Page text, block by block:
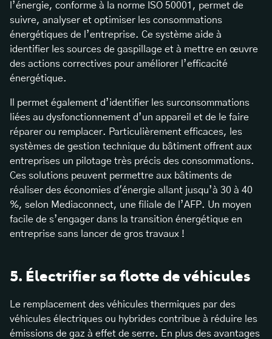
l’énergie, conforme à la norme ISO 50001, permet de
suivre, analyser et optimiser les consommations
énergétiques de l’entreprise. Ce système aide à
identifier les sources de gaspillage et à mettre en œuvre
des actions correctives pour améliorer l’efficacité
énergétique.
Il permet également d’identifier les surconsommations
liées au dysfonctionnement d’un appareil et de le faire
réparer ou remplacer. Particulièrement efficaces, les
systèmes de gestion technique du bâtiment offrent aux
entreprises un pilotage très précis des consommations.
Ces solutions peuvent permettre aux bâtiments de
réaliser des économies d'énergie allant jusqu’à 30 à 40
%, selon Mediaconnect, une filiale de l’AFP. Un moyen
facile de s’engager dans la transition énergétique en
entreprise sans lancer de gros travaux !
5. Électrifier sa flotte de véhicules
Le remplacement des véhicules thermiques par des
véhicules électriques ou hybrides contribue à réduire les
émissions de gaz à effet de serre. En plus des avantages